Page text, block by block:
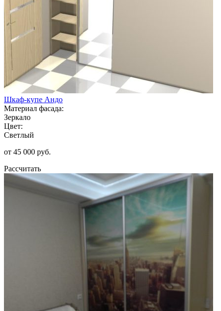
Шкаф-купе Андо
Материал фасада:
Зеркало
Цвет:
Светлый
от 45 000 руб.
Рассчитать